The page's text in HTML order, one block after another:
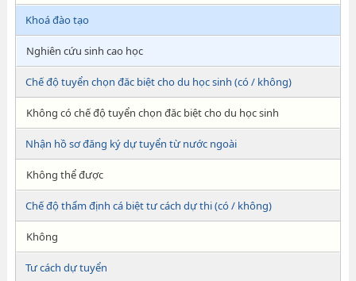
Khoá đào tạo
Nghiên cứu sinh cao học
Chế độ tuyển chọn đăc biệt cho du học sinh (có / không)
Không có chế độ tuyển chọn đăc biệt cho du học sinh
Nhận hồ sơ đăng ký dự tuyển từ nước ngoài
Không thể được
Chế độ thẩm định cá biệt tư cách dự thi (có / không)
Không
Tư cách dự tuyển